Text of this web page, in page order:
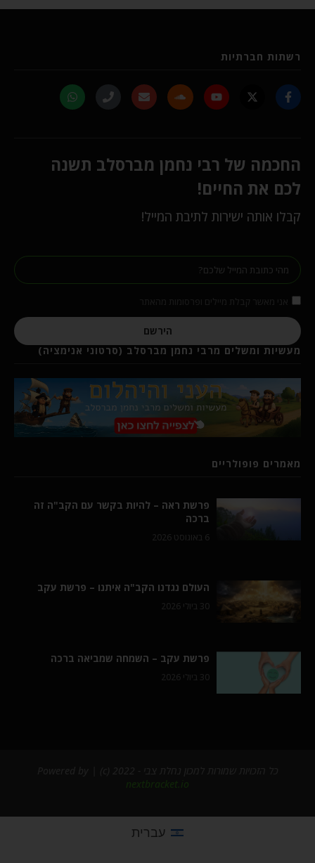
רשתות חברתיות
החכמה של רבי נחמן מברסלב תשנה
לכם את החיים!
קבלו אותה ישירות לתיבת המייל!
הירשם
מעשיות ומשלים מרבי נחמן מברסלב (סרטוני אנימציה)
מאמרים פופולריים
פרשת ראה – להיות בקשר עם הקב"ה זה
ברכה
6 באוגוסט 2026
העולם נגדנו הקב"ה איתנו – פרשת עקב
30 ביולי 2026
פרשת עקב – השמחה שמביאה ברכה
30 ביולי 2026
nextbracket.io
עברית